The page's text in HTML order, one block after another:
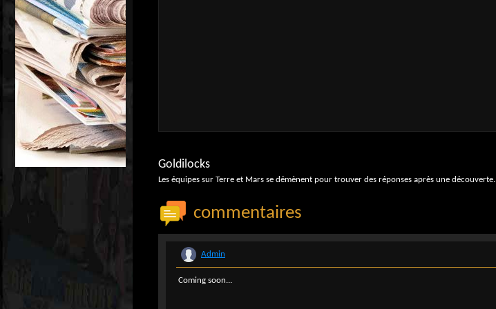
Goldilocks
Les équipes sur Terre et Mars se démènent pour trouver des réponses après une découverte.
commentaires
Admin
Coming soon...